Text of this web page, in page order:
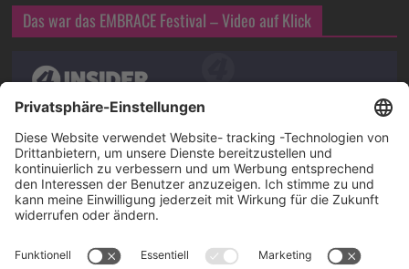
Das war das EMBRACE Festival – Video auf Klick